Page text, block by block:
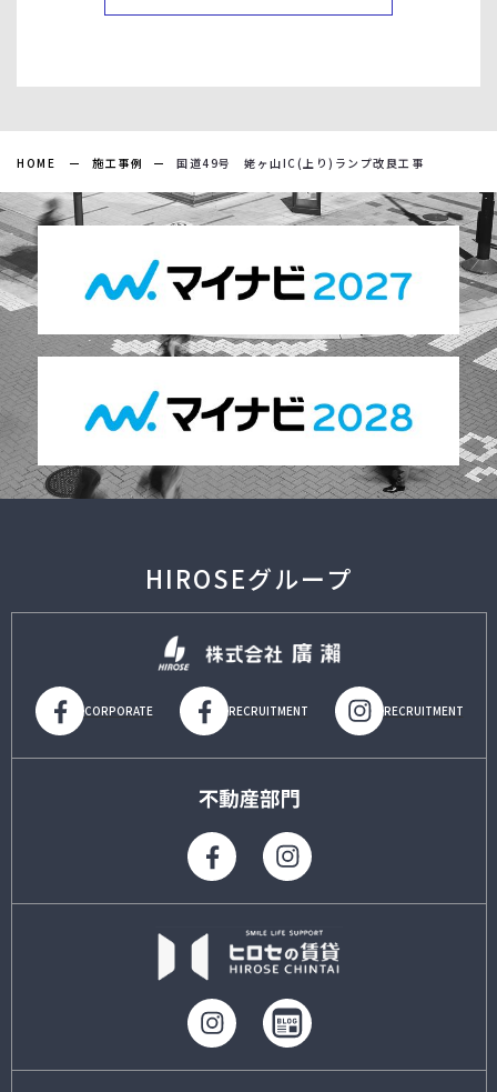
HOME 施工事例 国道49号 姥ヶ山IC(上り)ランプ改良工事
HIROSEグループ
CORPORATE RECRUITMENT RECRUITMENT